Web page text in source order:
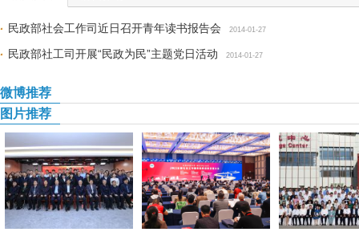
民政部社会工作司近日召开青年读书报告会 2014-01-27
民政部社工司开展“民政为民”主题党日活动 2014-01-27
微博推荐
图片推荐